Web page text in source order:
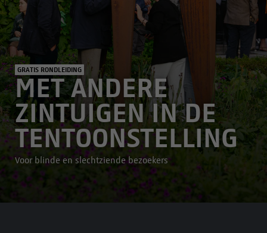
GRATIS RONDLEIDING
MET ANDERE
ZINTUIGEN IN DE
TENTOONSTELLING
Voor blinde en slechtziende bezoekers